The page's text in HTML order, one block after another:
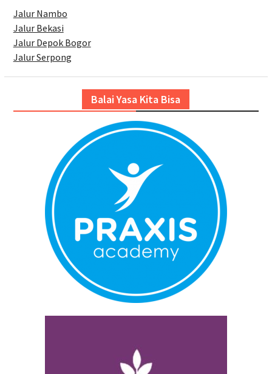
Jalur Nambo
Jalur Bekasi
Jalur Depok Bogor
Jalur Serpong
Balai Yasa Kita Bisa